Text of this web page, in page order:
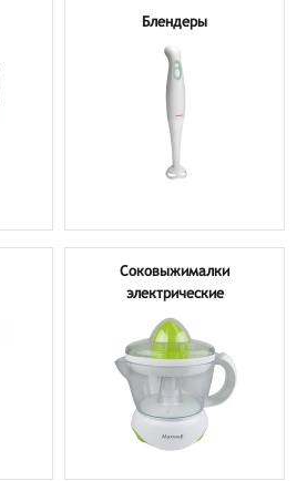
Блендеры
Соковыжималки
электрические